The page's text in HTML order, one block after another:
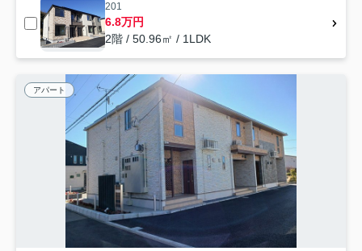
201
6.8万円
2階 / 50.96㎡ / 1LDK
アパート